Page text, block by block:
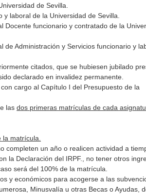
de Sevilla.
laboral de la Universidad de Sevilla.
Docente funcionario y contratado de la
Administración y Servicios funcionario y
citados, que se hubiesen jubilado
declarado en invalidez permanente.
cargo al Capítulo I del Presupuesto de la
las dos primeras matrículas de cada
la matrícula.
completen un año o realicen actividad a
la Declaración del IRPF., no tener otros
será del 100% de la matrícula.
y económicos para acogerse a las
Minusvalía u otras Becas o Ayudas,